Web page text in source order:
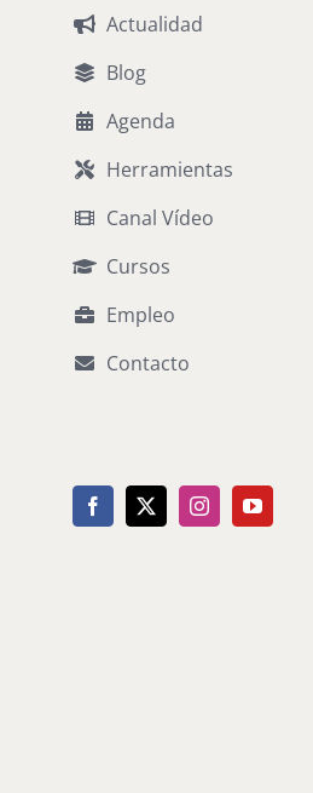
Actualidad
Blog
Agenda
Herramientas
Canal Vídeo
Cursos
Empleo
Contacto
Facebook
X InstagramYouTube